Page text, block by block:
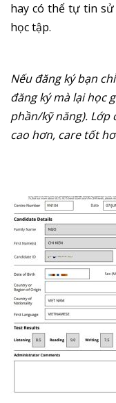
hay có thể tự tin
học tập.
Nếu đăng ký bạn
đăng ký mà lại học
phần/kỹ năng).
cao hơn, care tốt